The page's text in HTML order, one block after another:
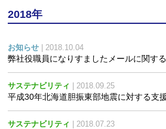
2018年
お知らせ | 2018.10.04
弊社役職員になりすましたメールに関す
サステナビリティ | 2018.09.25
平成30年北海道胆振東部地震に対する支
サステナビリティ | 2018.07.23